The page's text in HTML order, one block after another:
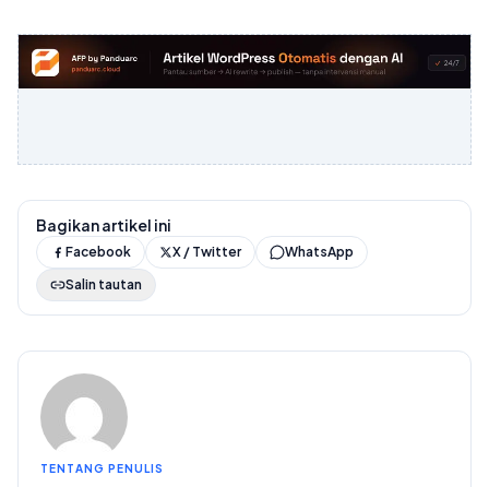
Bagikan artikel ini
Facebook X / Twitter
WhatsApp
Salin tautan
TENTANG PENULIS